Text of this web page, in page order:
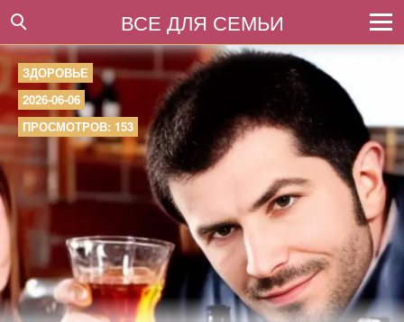
ВСЕ ДЛЯ СЕМЬИ
ЗДОРОВЬЕ
2026-06-06
ПРОСМОТРОВ: 153